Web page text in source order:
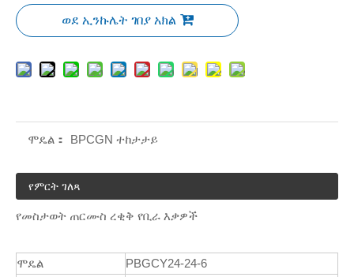
ወደ ኢንኩሌት ገበያ አክል
ሞዴል： BPCGN ተከታታይ
የምርት ገለጻ
የመስታወት ጠርሙስ ረቂቅ የቢራ እቃዎች
ሞዴል
PBGCY24-24-6